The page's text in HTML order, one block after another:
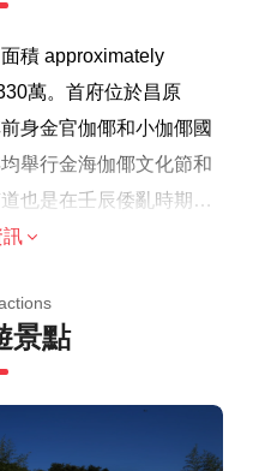
積 approximately
萬。首府位於昌原
身金官伽倻和小伽倻國
舉行金海伽倻文化節和
也是在壬辰倭亂時期的
家交流活躍的門戶。其
園和伽倻山國立公園，
醫藥博覽會”，而成為
州古城三韓時期為辰韓
處歷史遺蹟。慶尚南道
也是欣賞韓國大自然的
人參加，但歡迎家庭
的鞋子
著得體
訊
景點